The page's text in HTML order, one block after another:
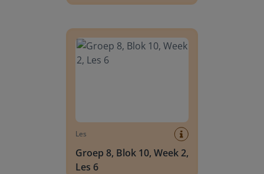
Les
Groep 8, Blok 10, Week 2,
Les 6